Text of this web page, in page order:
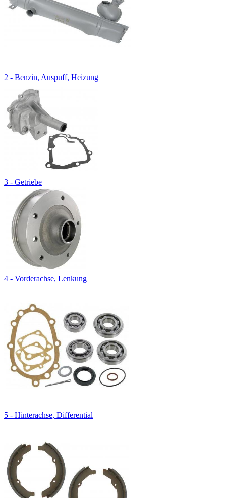
2 - Benzin, Auspuff, Heizung
3 - Getriebe
4 - Vorderachse, Lenkung
5 - Hinterachse, Differential